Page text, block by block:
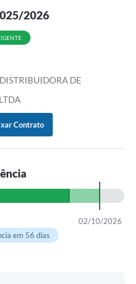
2026
DE
Contrato
02/10/2026
em 56 dias